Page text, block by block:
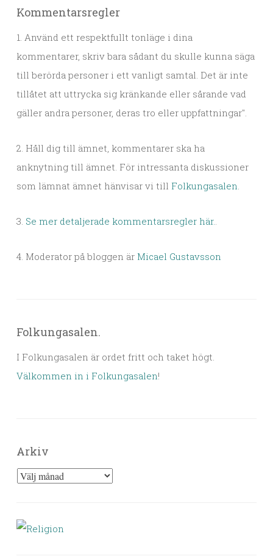
Kommentarsregler
1. Använd ett respektfullt tonläge i dina
kommentarer, skriv bara sådant du skulle kunna säga
till berörda personer i ett vanligt samtal. Det är inte
tillåtet att uttrycka sig kränkande eller sårande vad
gäller andra personer, deras tro eller uppfattningar".
2. Håll dig till ämnet, kommentarer ska ha
anknytning till ämnet. För intressanta diskussioner
som lämnat ämnet hänvisar vi till Folkungasalen.
3. Se mer detaljerade kommentarsregler här..
4. Moderator på bloggen är Micael Gustavsson
Folkungasalen.
I Folkungasalen är ordet fritt och taket högt.
Välkommen in i Folkungasalen!
Arkiv
Arkiv